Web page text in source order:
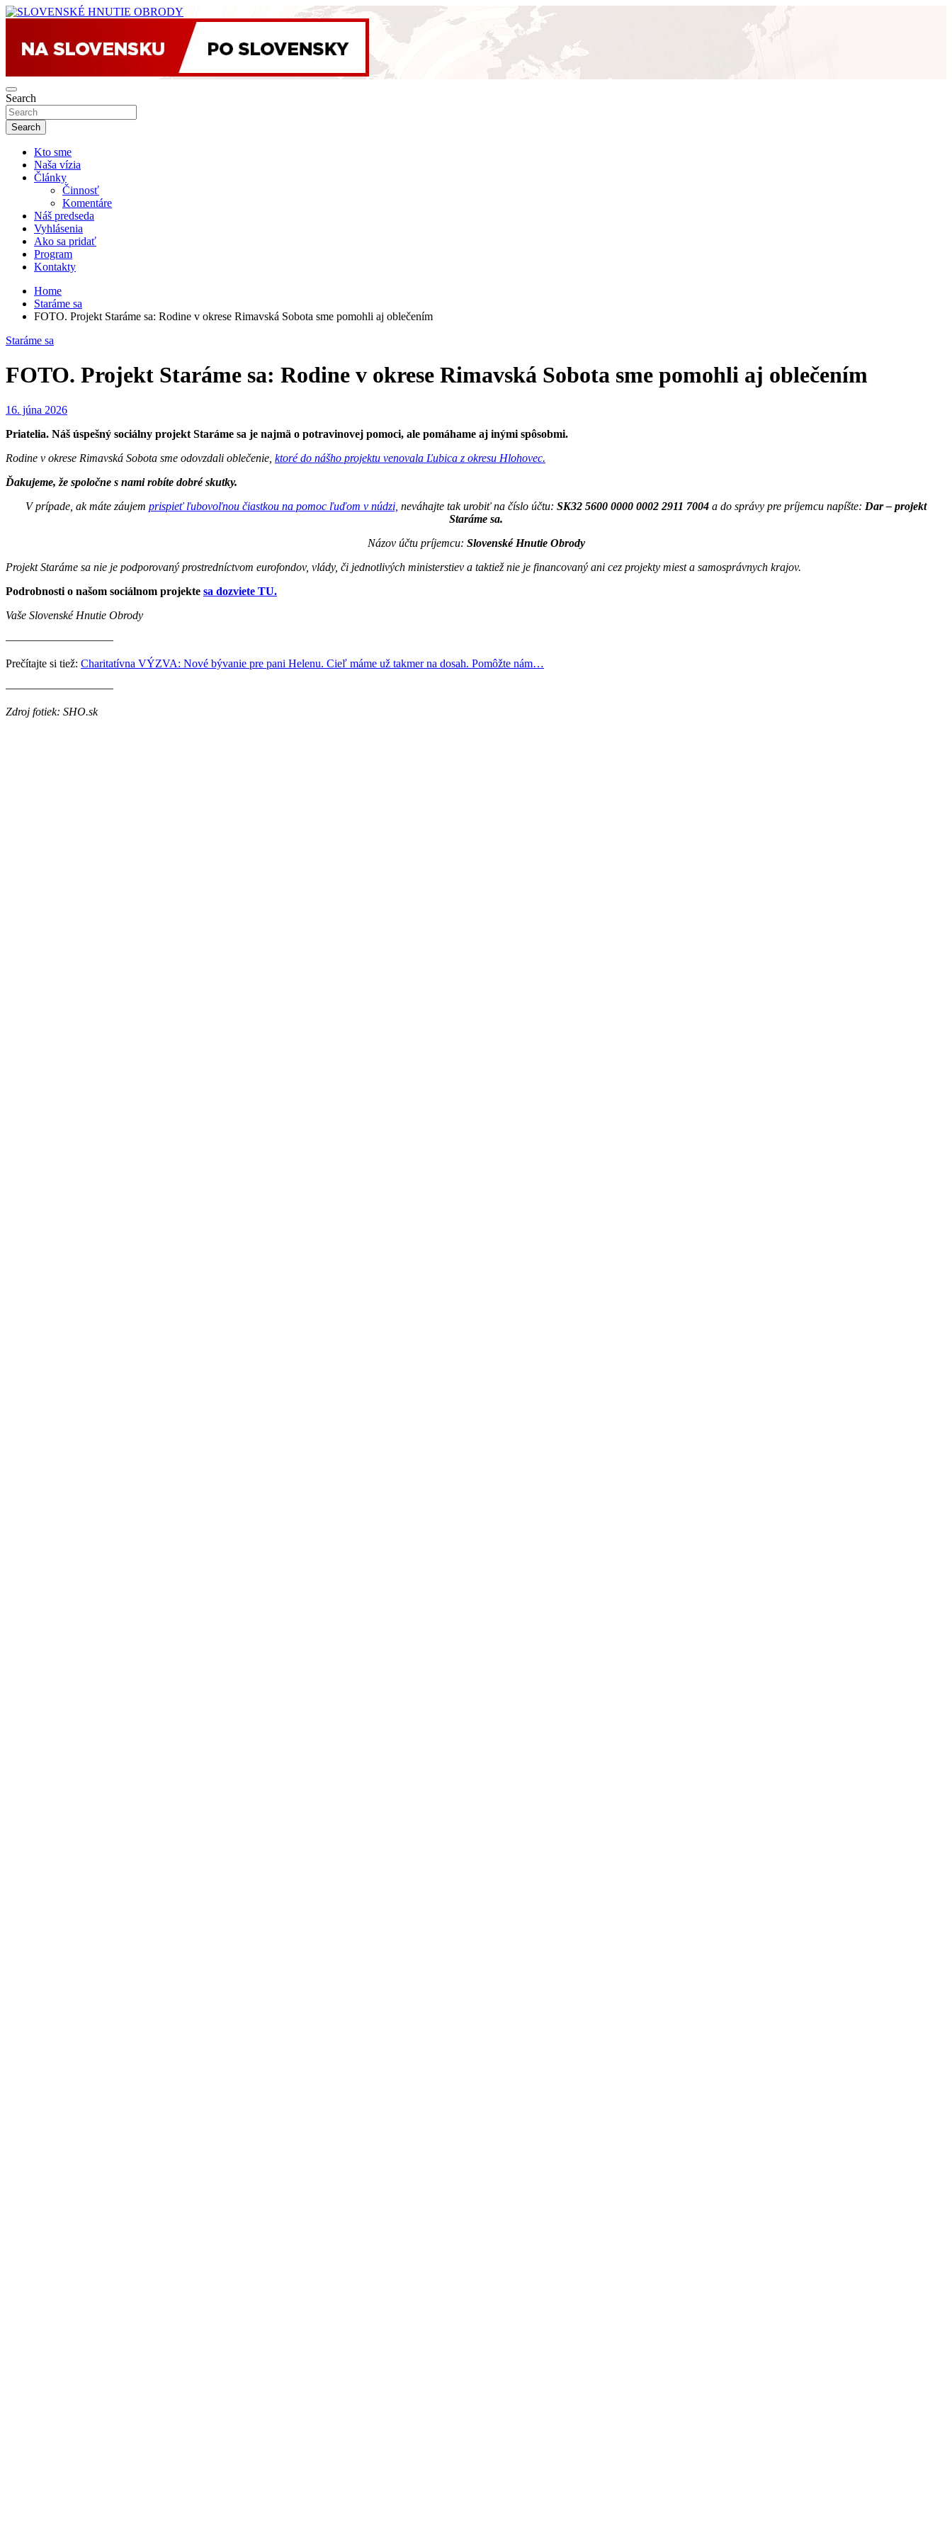
Skip
SLOVENSKÉ HNUTIE OBRODY
Search
Search
Kto sme
Naša vízia
Články
Činnosť
Komentáre
Náš predseda
Vyhlásenia
Ako sa pridať
Program
Kontakty
Home
Staráme sa
FOTO. Projekt Staráme sa: Rodine v okrese Rimavská Sobota sme pomohli aj oblečením
Staráme sa
FOTO. Projekt Staráme sa: Rodine v okrese Rimavská Sobota sme pomohli aj oblečením
16. júna 2026
Priatelia. Náš úspešný sociálny projekt Staráme sa je najmä o potravinovej pomoci, ale pomáhame aj inými spôsobmi.
Rodine v okrese Rimavská Sobota sme odovzdali oblečenie, ktoré do nášho projektu venovala Ľubica z okresu Hlohovec.
Ďakujeme, že spoločne s nami robíte dobré skutky.
V prípade, ak máte záujem prispieť ľubovoľnou čiastkou na pomoc ľuďom v núdzi, neváhajte tak urobiť na číslo účtu: SK32 5600 0000 0002 2911 7004 a do správy pre príjemcu napíšte: Dar – projekt
Staráme sa.
Názov účtu príjemcu: Slovenské Hnutie Obrody
Projekt Staráme sa nie je podporovaný prostredníctvom eurofondov, vlády, či jednotlivých ministerstiev a taktiež nie je financovaný ani cez projekty miest a samosprávnych krajov.
Podrobnosti o našom sociálnom projekte sa dozviete TU.
Vaše Slovenské Hnutie Obrody
—————————–
Prečítajte si tiež: Charitatívna VÝZVA: Nové bývanie pre pani Helenu. Cieľ máme už takmer na dosah. Pomôžte nám…
—————————–
Zdroj fotiek: SHO.sk